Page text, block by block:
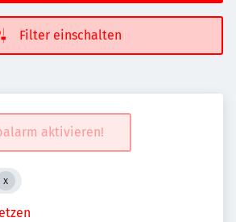
Filter einschalten
aktivieren!